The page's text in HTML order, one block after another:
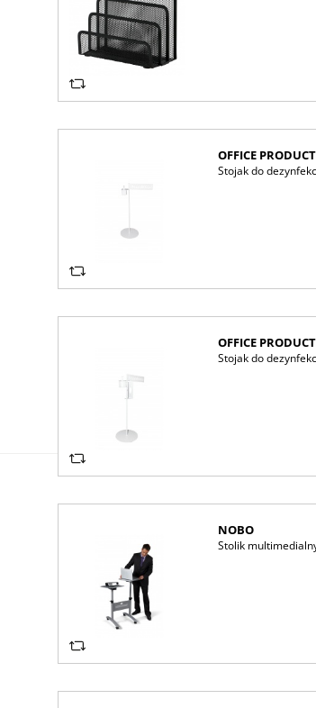
OFFICE
Stojak do
OFFICE
Stojak do
NOBO
Stolik